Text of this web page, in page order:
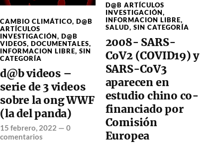
CAMBIO CLIMÁTICO, D@B
ARTÍCULOS
INVESTIGACIÓN, D@B
VIDEOS, DOCUMENTALES,
INFORMACION LIBRE, SIN
CATEGORÍA
d@b videos –
serie de 3 videos
sobre la ong WWF
(la del panda)
15 febrero, 2022 — 0
comentarios
D@B ARTÍCULOS
INVESTIGACIÓN,
INFORMACION LIBRE,
SALUD, SIN CATEGORÍA
2008- SARS-
CoV2 (COVID19) y
SARS-CoV3
aparecen en
estudio chino co-
financiado por
Comisión
Europea